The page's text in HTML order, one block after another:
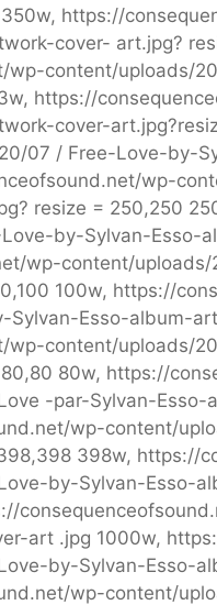
https://
cover- art.jpg?
wp-content/uploads/
https://
cover-
07 / Free-Love-by-
wp-
resize = 250,250
by-Sylvan-Esso-
wp-content/
100w, https://
Esso-album-
wp-content/uploads/
80w, https://
-par-Sylvan-
wp-content/
398w, https://
by-Sylvan-Esso-
art .jpg 1000w,
by-Sylvan-Esso-
wp-content/